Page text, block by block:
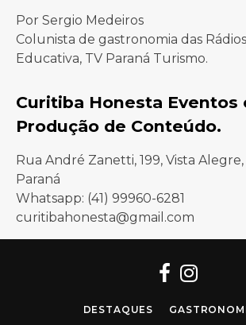
Por Sergio Medeiros
Colunista de gastronomia das
Educativa, TV Paraná Turismo.
Curitiba Honesta Eventos
Produção de Conteúdo.
Rua André Zanetti, 199, Vista
Paraná
Whatsapp: (41) 99960-6281
curitibahonesta@gmail.com
DESTAQUES